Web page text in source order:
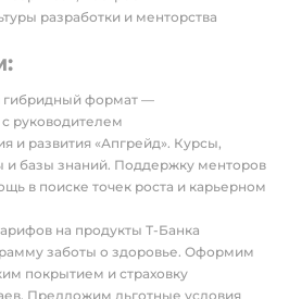
разработки и менторства
гибридный формат —
руководителем
и развития «Апгрейд». Курсы,
и базы знаний. Поддержку менторов
в поиске точек роста и карьерном
на продукты Т-Банка
заботы о здоровье. Оформим
покрытием и страховку
Предложим льготные условия